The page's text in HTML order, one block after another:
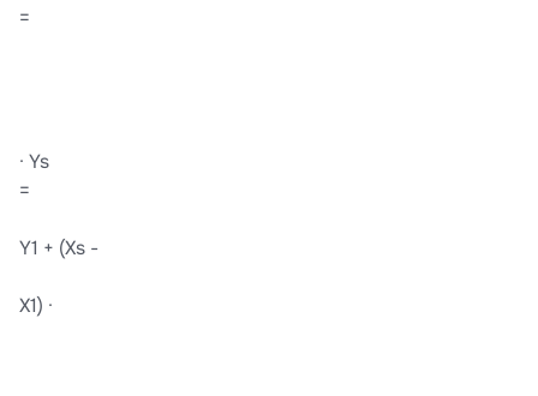
=
· Ys
=
Y1 + (Xs -
X1) ·